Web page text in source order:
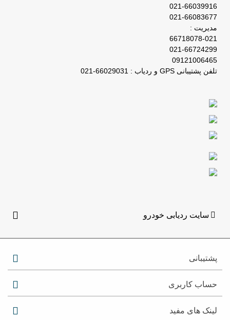
021-66039916
021-66083677
مدیریت :
66718078-021
021-66724299
09121006465
تلفن پشتیبانی GPS و ردیاب : 66029031-021
سایت ردیابی خودرو
پشتیبانی
حساب کاربری
لینک های مفید